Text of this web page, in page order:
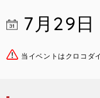
7月29日
当イベントはクロコダ